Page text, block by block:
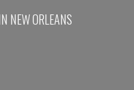
NEW ORLEANS